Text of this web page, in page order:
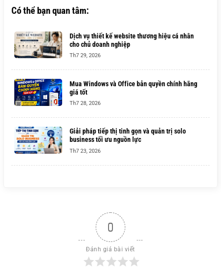
Có thể bạn quan tâm:
Dịch vụ thiết kế website thương hiệu cá nhân
cho chủ doanh nghiệp
Th7 29, 2026
Mua Windows và Office bản quyền chính hãng
giá tốt
Th7 28, 2026
Giải pháp tiếp thị tinh gọn và quản trị solo
business tối ưu nguồn lực
Th7 23, 2026
0
Đánh giá bài viết